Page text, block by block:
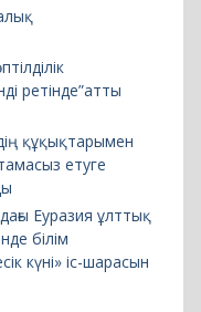
құқықтарымен
етуге
Еуразия ұлттық
білім
күні» іс-шарасын